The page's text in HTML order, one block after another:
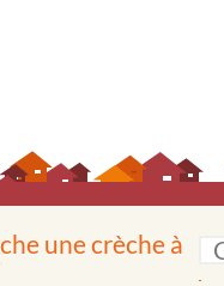
une crèche à